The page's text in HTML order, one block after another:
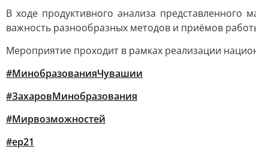
В ходе продуктивного анализа
важность разнообразных методов и приёмов
Мероприятие проходит в рамках реализации
#МинобразованияЧувашии
#ЗахаровМинобразования
#Мирвозможностей
#ер21